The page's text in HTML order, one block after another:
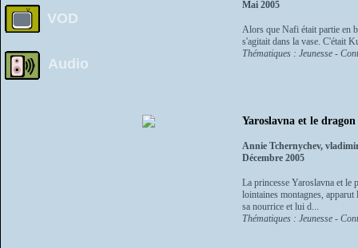
VOD
Audio
Mai 2005
Alors que Nafi était partie en
s'agitait dans la vase. C'était
Thématiques : Jeunesse -
Yaroslavna et le
Annie Tchernychev,
Décembre 2005
La princesse Yaroslavna et le
lointaines montagnes,
sa nourrice et lui d...
Thématiques : Jeunesse -